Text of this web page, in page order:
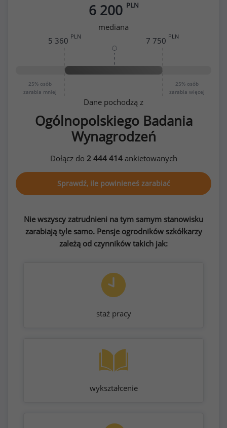
6 200 PLN
mediana
25% osób
zarabia mniej
25% osób
zarabia więcej
5 360 PLN 7 750 PLN
Dane pochodzą z
Ogólnopolskiego Badania
Wynagrodzeń
Dołącz do 2 444 414ankietowanych
Sprawdź, ile powinieneś zarabiać
Nie wszyscy zatrudnieni na tym samym stanowisku
zarabiają tyle samo. Pensje ogrodników szkółkarzy
zależą od czynników takich jak:
staż pracy
wykształcenie